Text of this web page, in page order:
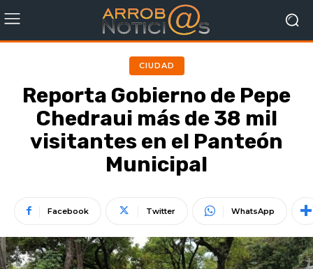
CIUDAD
Reporta Gobierno de Pepe
Chedraui más de 38 mil
visitantes en el Panteón
Municipal
Facebook Twitter WhatsApp